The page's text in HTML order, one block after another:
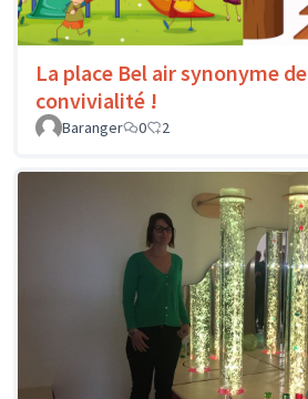
La place Bel air synonyme de
convivialité !
Baranger
0 2